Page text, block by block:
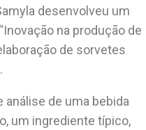
desenvolveu um
na produção de
de sorvetes
análise de uma bebida
um ingrediente típico,